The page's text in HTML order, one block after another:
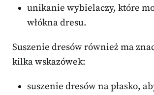
unikanie wybielaczy, które
włókna dresu.
Suszenie dresów również ma
kilka wskazówek:
suszenie dresów na płasko,